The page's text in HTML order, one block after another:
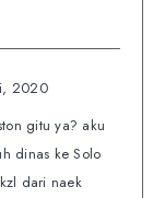
2020
gitu ya? aku
dinas ke Solo
dari naek